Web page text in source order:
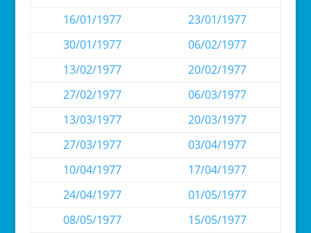
16/01/1977
23/01/1977
30/01/1977
06/02/1977
13/02/1977
20/02/1977
27/02/1977
06/03/1977
13/03/1977
20/03/1977
27/03/1977
03/04/1977
10/04/1977
17/04/1977
24/04/1977
01/05/1977
08/05/1977
15/05/1977